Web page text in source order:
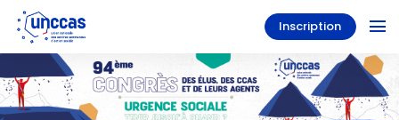
Inscription